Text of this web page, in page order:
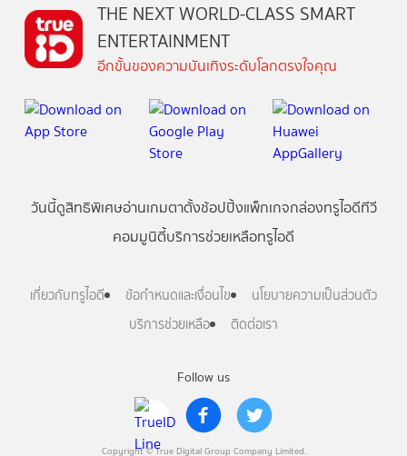
Follow us
Copyright © True Digital Group Company Limited.
THE NEXT WORLD-CLASS SMART
ENTERTAINMENT
อีกขั้นของความบันเทิงระดับโลกตรงใจคุณ
วันนี้ดูสิทธิพิเศษอ่านเกมตาตั้งช้อปปิ้งแพ็กเกจกล่องทรูไอดีทีวี
คอมมูนิตี้บริการช่วยเหลือทรูไอดี
เกี่ยวกับทรูไอดี ข้อกำหนดและเงื่อนไข
นโยบายความเป็นส่วนตัว
บริการช่วยเหลือ
ติดต่อเรา